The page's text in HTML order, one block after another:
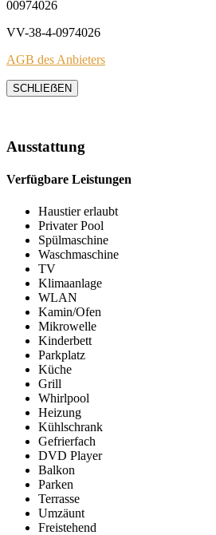
00974026
VV-38-4-0974026
AGB des Anbieters
SCHLIEẞEN
Ausstattung
Verfügbare Leistungen
Haustier erlaubt
Privater Pool
Spülmaschine
Waschmaschine
TV
Klimaanlage
WLAN
Kamin/Ofen
Mikrowelle
Kinderbett
Parkplatz
Küche
Grill
Whirlpool
Heizung
Kühlschrank
Gefrierfach
DVD Player
Balkon
Parken
Terrasse
Umzäunt
Freistehend